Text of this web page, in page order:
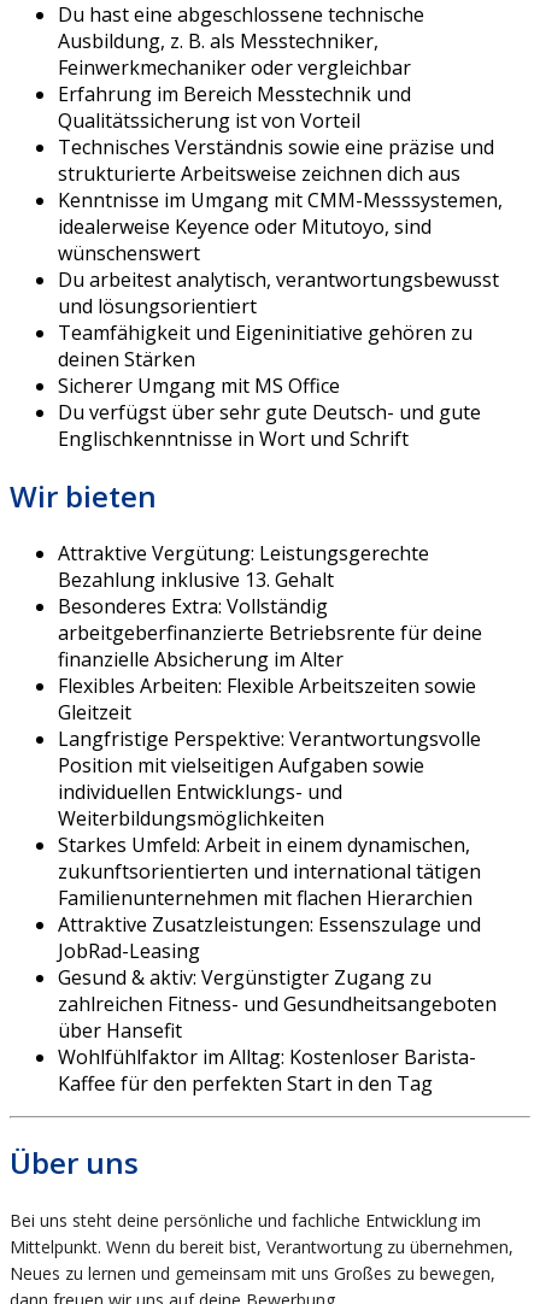
Du hast eine abgeschlossene technische
Ausbildung, z. B. als Messtechniker,
Feinwerkmechaniker oder vergleichbar
Erfahrung im Bereich Messtechnik und
Qualitätssicherung ist von Vorteil
Technisches Verständnis sowie eine präzise und
strukturierte Arbeitsweise zeichnen dich aus
Kenntnisse im Umgang mit CMM-Messsystemen,
idealerweise Keyence oder Mitutoyo, sind
wünschenswert
Du arbeitest analytisch, verantwortungsbewusst
und lösungsorientiert
Teamfähigkeit und Eigeninitiative gehören zu
deinen Stärken
Sicherer Umgang mit MS Office
Du verfügst über sehr gute Deutsch- und gute
Englischkenntnisse in Wort und Schrift
Wir bieten
Attraktive Vergütung: Leistungsgerechte
Bezahlung inklusive 13. Gehalt
Besonderes Extra: Vollständig
arbeitgeberfinanzierte Betriebsrente für deine
finanzielle Absicherung im Alter
Flexibles Arbeiten: Flexible Arbeitszeiten sowie
Gleitzeit
Langfristige Perspektive: Verantwortungsvolle
Position mit vielseitigen Aufgaben sowie
individuellen Entwicklungs- und
Weiterbildungsmöglichkeiten
Starkes Umfeld: Arbeit in einem dynamischen,
zukunftsorientierten und international tätigen
Familienunternehmen mit flachen Hierarchien
Attraktive Zusatzleistungen: Essenszulage und
JobRad-Leasing
Gesund & aktiv: Vergünstigter Zugang zu
zahlreichen Fitness- und Gesundheitsangeboten
über Hansefit
Wohlfühlfaktor im Alltag: Kostenloser Barista-
Kaffee für den perfekten Start in den Tag
Über uns
Bei uns steht deine persönliche und fachliche Entwicklung im
Mittelpunkt. Wenn du bereit bist, Verantwortung zu übernehmen,
Neues zu lernen und gemeinsam mit uns Großes zu bewegen,